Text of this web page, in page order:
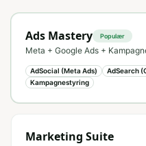
Ads Mastery Populær
Meta + Google Ads +
AdSocial (Meta Ads)
AdSearch
Kampagnestyring
Marketing Suite